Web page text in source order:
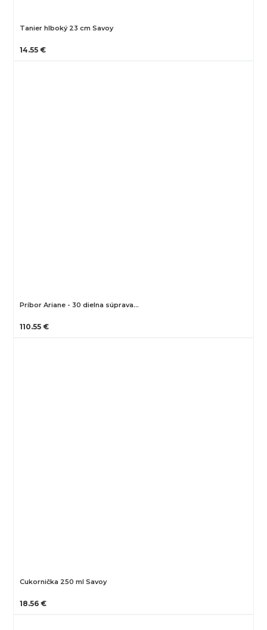
Tanier hlboký 23 cm Savoy
14.55 €
Príbor Ariane - 30 dielna súprava…
110.55 €
Cukornička 250 ml Savoy
18.56 €